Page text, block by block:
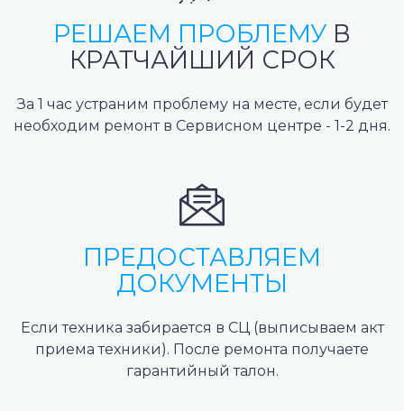
РЕШАЕМ ПРОБЛЕМУ В
КРАТЧАЙШИЙ СРОК
За 1 час устраним проблему на месте, если будет
необходим ремонт в Сервисном центре - 1-2 дня.
ПРЕДОСТАВЛЯЕМ
ДОКУМЕНТЫ
Если техника забирается в СЦ (выписываем акт
приема техники). После ремонта получаете
гарантийный талон.